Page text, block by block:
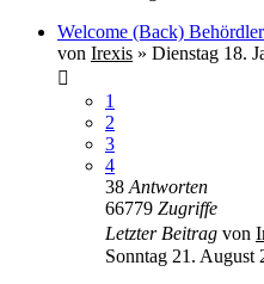
Welcome (Back)
von Irexis » Dienstag 18.
1
2
3
4
38 Antworten
66779 Zugriffe
Letzter Beitrag von
Sonntag 21. August